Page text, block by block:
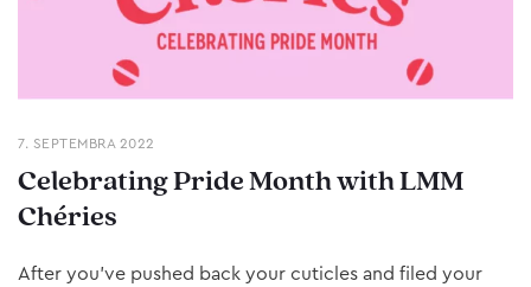
7. SEPTEMBRA 2022
Celebrating Pride Month with LMM
Chéries
After you’ve pushed back your cuticles and filed your